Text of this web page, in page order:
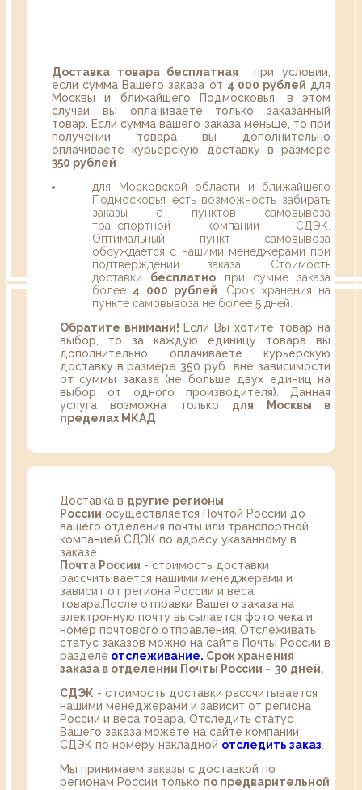
Доставка товара бесплатная при условии,
если сумма Вашего заказа от 4 000 рублей для
Москвы и ближайшего Подмосковья, в этом
случаи вы оплачиваете только заказанный
товар. Если сумма вашего заказа меньше, то при
получении товара вы дополнительно
оплачиваете курьерскую доставку в размере
350 рублей
для Московской области и ближайшего
Подмосковья есть возможность забирать
заказы с пунктов самовывоза
транспортной компании СДЭК.
Оптимальный пункт самовывоза
обсуждается с нашими менеджерами при
подтверждении заказа. Стоимость
доставки бесплатно при сумме заказа
более 4 000 рублей . Срок хранения на
пункте самовывоза не более 5 дней.
Обратите внимани! Если Вы хотите товар на
выбор, то за каждую единицу товара вы
дополнительно оплачиваете курьерскую
доставку в размере 350 руб., вне зависимости
от суммы заказа (не больше двух единиц на
выбор от одного производителя). Данная
услуга возможна только для Москвы в
пределах МКАД
Доставка в другие регионы
России осуществляется Почтой России до
вашего отделения почты или транспортной
компанией СДЭК по адресу указанному в
заказе.
Почта России - стоимость доставки
рассчитывается нашими менеджерами и
зависит от региона России и веса
товара.После отправки Вашего заказа на
электронную почту высылается фото чека и
номер почтового отправления. Отслеживать
статус заказов можно на сайте Почты России в
разделе oтслеживание. Срок хранения
заказа в отделении Почты России – 30 дней.
СДЭК - стоимость доставки рассчитывается
нашими менеджерами и зависит от региона
России и веса товара. Отследить статус
Вашего заказа можете на сайте компании
СДЭК по номеру накладной отследить заказ
Мы принимаем заказы с доставкой по
регионам России только по предварительной